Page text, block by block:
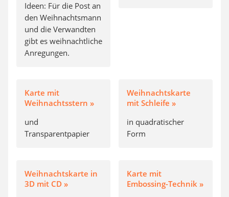
Ideen: Für die Post an
den Weihnachtsmann
und die Verwandten
gibt es weihnachtliche
Anregungen.
Karte mit
Weihnachtsstern »
und
Transparentpapier
Weihnachtskarte
mit Schleife »
in quadratischer
Form
Weihnachtskarte in
3D mit CD »
Karte mit
Embossing-Technik »